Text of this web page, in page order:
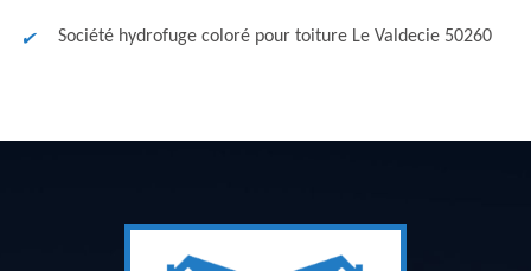
Société hydrofuge coloré pour toiture Le Valdecie 50260